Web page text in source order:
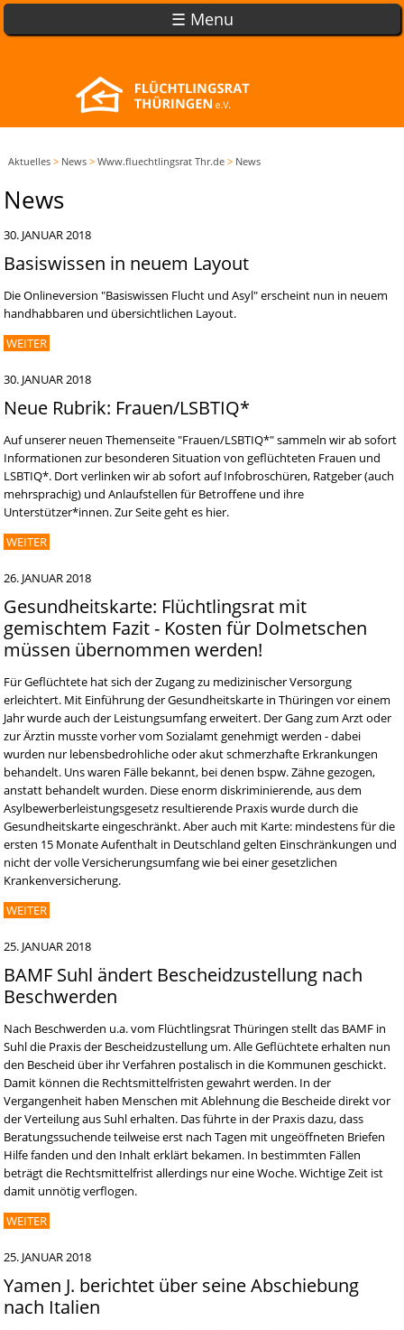
☰ Menu
Aktuelles > News > Www.fluechtlingsrat Thr.de > News
News
30. JANUAR 2018
Basiswissen in neuem Layout
Die Onlineversion "Basiswissen Flucht und Asyl" erscheint nun in neuem
handhabbaren und übersichtlichen Layout.
WEITER
30. JANUAR 2018
Neue Rubrik: Frauen/LSBTIQ*
Auf unserer neuen Themenseite "Frauen/LSBTIQ*" sammeln wir ab sofort
Informationen zur besonderen Situation von geflüchteten Frauen und
LSBTIQ*. Dort verlinken wir ab sofort auf Infobroschüren, Ratgeber (auch
mehrsprachig) und Anlaufstellen für Betroffene und ihre
Unterstützer*innen. Zur Seite geht es hier.
WEITER
26. JANUAR 2018
Gesundheitskarte: Flüchtlingsrat mit
gemischtem Fazit - Kosten für Dolmetschen
müssen übernommen werden!
Für Geflüchtete hat sich der Zugang zu medizinischer Versorgung
erleichtert. Mit Einführung der Gesundheitskarte in Thüringen vor einem
Jahr wurde auch der Leistungsumfang erweitert. Der Gang zum Arzt oder
zur Ärztin musste vorher vom Sozialamt genehmigt werden - dabei
wurden nur lebensbedrohliche oder akut schmerzhafte Erkrankungen
behandelt. Uns waren Fälle bekannt, bei denen bspw. Zähne gezogen,
anstatt behandelt wurden. Diese enorm diskriminierende, aus dem
Asylbewerberleistungsgesetz resultierende Praxis wurde durch die
Gesundheitskarte eingeschränkt. Aber auch mit Karte: mindestens für die
ersten 15 Monate Aufenthalt in Deutschland gelten Einschränkungen und
nicht der volle Versicherungsumfang wie bei einer gesetzlichen
Krankenversicherung.
WEITER
25. JANUAR 2018
BAMF Suhl ändert Bescheidzustellung nach
Beschwerden
Nach Beschwerden u.a. vom Flüchtlingsrat Thüringen stellt das BAMF in
Suhl die Praxis der Bescheidzustellung um. Alle Geflüchtete erhalten nun
den Bescheid über ihr Verfahren postalisch in die Kommunen geschickt.
Damit können die Rechtsmittelfristen gewahrt werden. In der
Vergangenheit haben Menschen mit Ablehnung die Bescheide direkt vor
der Verteilung aus Suhl erhalten. Das führte in der Praxis dazu, dass
Beratungssuchende teilweise erst nach Tagen mit ungeöffneten Briefen
Hilfe fanden und den Inhalt erklärt bekamen. In bestimmten Fällen
beträgt die Rechtsmittelfrist allerdings nur eine Woche. Wichtige Zeit ist
damit unnötig verflogen.
WEITER
25. JANUAR 2018
Yamen J. berichtet über seine Abschiebung
nach Italien